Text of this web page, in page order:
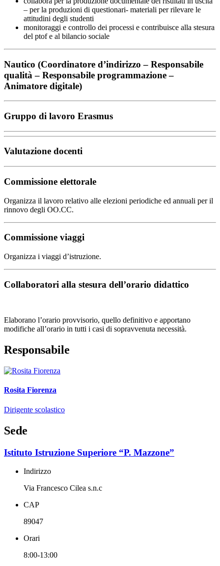
– per la produzioni di questionari- materiali per rilevare le
attitudini degli studenti
monitoraggi e controllo dei processi e contribuisce alla stesura
del ptof e al bilancio sociale
Nautico (Coordinatore d’indirizzo – Responsabile
qualità – Responsabile programmazione –
Animatore digitale)
Gruppo di lavoro Erasmus
Valutazione docenti
Commissione elettorale
Organizza il lavoro relativo alle elezioni periodiche ed annuali per il
rinnovo degli OO.CC.
Commissione viaggi
Organizza i viaggi d’istruzione.
Collaboratori alla stesura dell’orario didattico
Elaborano l’orario provvisorio, quello definitivo e apportano
modifiche all’orario in tutti i casi di sopravvenuta necessità.
Responsabile
Rosita Fiorenza
Dirigente scolastico
Sede
Istituto Istruzione Superiore “P. Mazzone”
Indirizzo
Via Francesco Cilea s.n.c
CAP
89047
Orari
8:00-13:00